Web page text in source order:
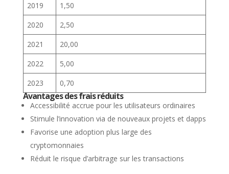
2019
1,50
2020
2,50
2021
20,00
2022
5,00
2023
0,70
Avantages des frais réduits
Accessibilité accrue pour les utilisateurs ordinaires
Stimule l’innovation via de nouveaux projets et dapps
Favorise une adoption plus large des
cryptomonnaies
Réduit le risque d’arbitrage sur les transactions